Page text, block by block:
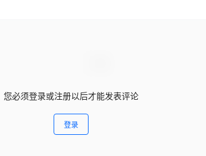
您必须登录或注册以后才能发表评论
登录